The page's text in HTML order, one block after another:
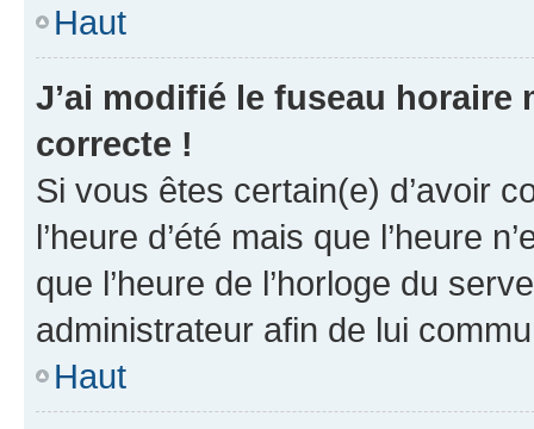
Haut
J’ai modifié le fuseau horaire
correcte !
Si vous êtes certain(e) d’avoir
l’heure d’été mais que l’heure
que l’heure de l’horloge du
administrateur afin de lui
Haut